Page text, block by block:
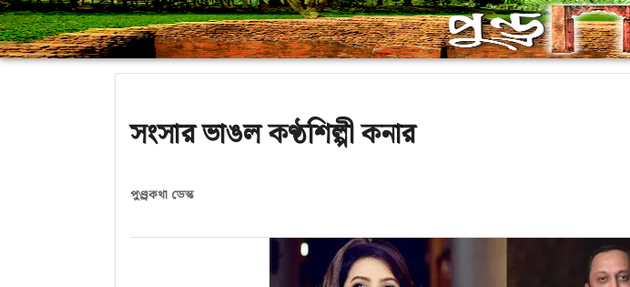
সংসার ভাঙল কণ্ঠশিল্পী কনার
পুণ্ড্রকথা ডেস্ক